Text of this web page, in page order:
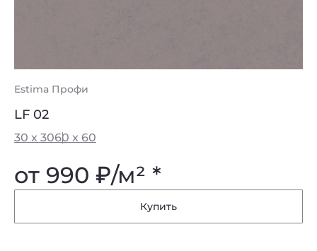
Estima Профи
LF 02
30 x 3060 x 60
от 990 ₽/м² *
Купить